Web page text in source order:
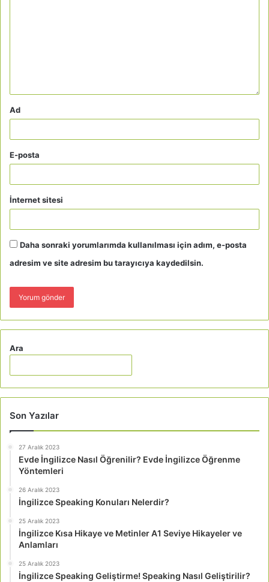
Ad
E-posta
İnternet sitesi
Daha sonraki yorumlarımda kullanılması için adım, e-posta
adresim ve site adresim bu tarayıcıya kaydedilsin.
Ara
Son Yazılar
27 Aralık 2023
Evde İngilizce Nasıl Öğrenilir? Evde İngilizce Öğrenme
Yöntemleri
26 Aralık 2023
İngilizce Speaking Konuları Nelerdir?
25 Aralık 2023
İngilizce Kısa Hikaye ve Metinler A1 Seviye Hikayeler ve
Anlamları
25 Aralık 2023
İngilizce Speaking Geliştirme! Speaking Nasıl Geliştirilir?